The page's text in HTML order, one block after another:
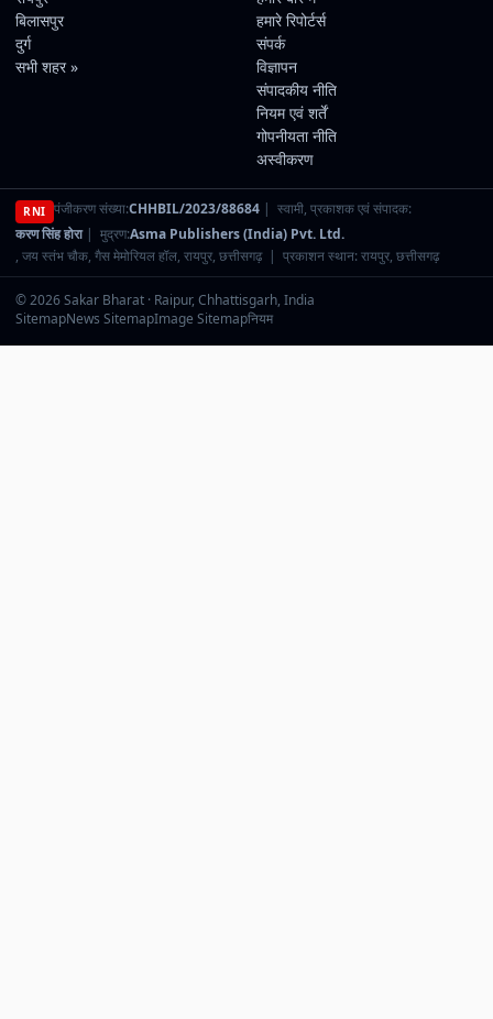
बिलासपुर
दुर्ग
सभी शहर »
हमारे रिपोर्टर्स
संपर्क
विज्ञापन
संपादकीय नीति
नियम एवं शर्तें
गोपनीयता नीति
अस्वीकरण
RNI पंजीकरण संख्या:CHHBIL/2023/88684| स्वामी, प्रकाशक एवं संपादक:
करण सिंह होरा| मुद्रण:Asma Publishers (India) Pvt. Ltd.
, जय स्तंभ चौक, गैस मेमोरियल हॉल, रायपुर, छत्तीसगढ़ | प्रकाशन स्थान: रायपुर, छत्तीसगढ़
© 2026 Sakar Bharat · Raipur, Chhattisgarh, India
SitemapNews SitemapImage Sitemapनियम